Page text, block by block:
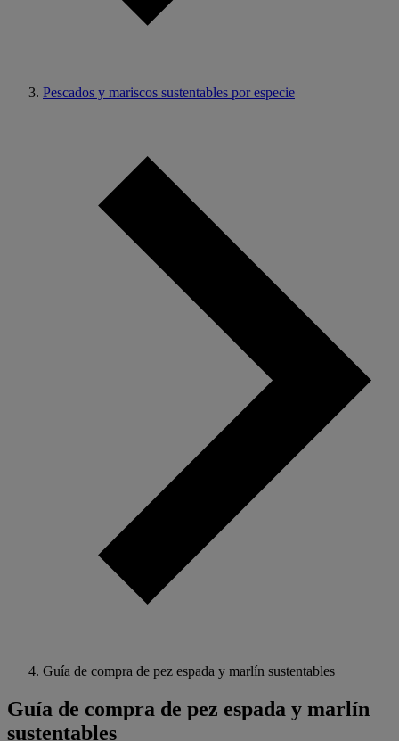
Pescados y mariscos sustentables por especie
Guía de compra de pez espada y marlín sustentables
Guía de compra de pez espada y marlín
sustentables